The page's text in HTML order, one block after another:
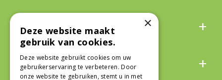
Algemeen
Over ons
×
Deze website maakt
gebruik van cookies.
Deze website gebruikt cookies om uw
gebruikerservaring te verbeteren. Door
onze website te gebruiken, stemt u in met